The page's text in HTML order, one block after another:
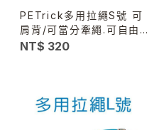
PETrick多用拉繩S號 可
肩背/可當分牽繩.可自由變
化長短
NT$ 320